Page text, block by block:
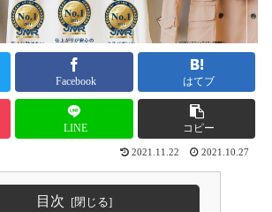
Facebook はてブ
LINE コピー
2021.11.22 2021.10.27
目次